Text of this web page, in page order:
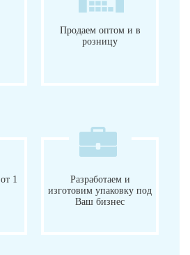
Продаем оптом и в
розницу
1
Разработаем и
изготовим упаковку под
Ваш бизнес